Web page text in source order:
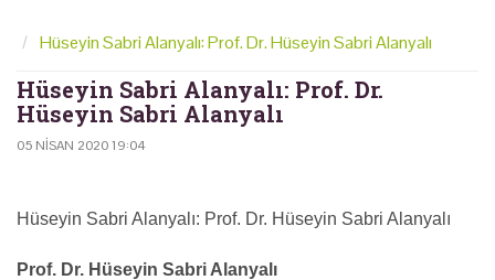
Hüseyin Sabri Alanyalı: Prof. Dr. Hüseyin Sabri Alanyalı
Hüseyin Sabri Alanyalı: Prof. Dr.
Hüseyin Sabri Alanyalı
05 NISAN 2020 19:04
Hüseyin Sabri Alanyalı: Prof. Dr. Hüseyin Sabri Alanyalı
Prof. Dr. Hüseyin Sabri Alanyalı